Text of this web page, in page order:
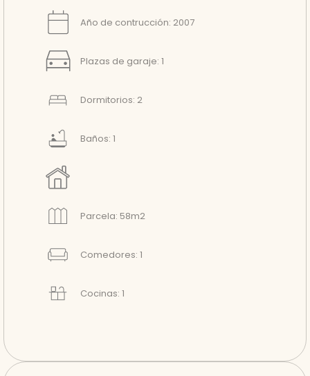
Año de contrucción: 2007
Plazas de garaje: 1
Dormitorios: 2
Baños: 1
Parcela: 58m2
Comedores: 1
Cocinas: 1